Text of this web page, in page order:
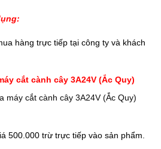
hàng trực tiếp tại công ty và khách
cắt cành cây 3A24V (Ắc Quy)
500.000 trừ trực tiếp vào sản phẩm.